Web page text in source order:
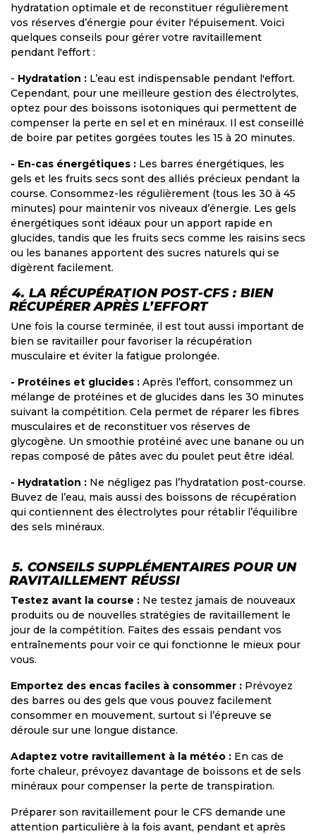
hydratation optimale et de reconstituer régulièrement
vos réserves d’énergie pour éviter l'épuisement. Voici
quelques conseils pour gérer votre ravitaillement
pendant l'effort :
- Hydratation : L’eau est indispensable pendant l'effort.
Cependant, pour une meilleure gestion des électrolytes,
optez pour des boissons isotoniques qui permettent de
compenser la perte en sel et en minéraux. Il est conseillé
de boire par petites gorgées toutes les 15 à 20 minutes.
- En-cas énergétiques : Les barres énergétiques, les
gels et les fruits secs sont des alliés précieux pendant la
course. Consommez-les régulièrement (tous les 30 à 45
minutes) pour maintenir vos niveaux d’énergie. Les gels
énergétiques sont idéaux pour un apport rapide en
glucides, tandis que les fruits secs comme les raisins secs
ou les bananes apportent des sucres naturels qui se
digèrent facilement.
4. LA RÉCUPÉRATION POST-CFS : BIEN
RÉCUPÉRER APRÈS L’EFFORT
Une fois la course terminée, il est tout aussi important de
bien se ravitailler pour favoriser la récupération
musculaire et éviter la fatigue prolongée.
- Protéines et glucides : Après l’effort, consommez un
mélange de protéines et de glucides dans les 30 minutes
suivant la compétition. Cela permet de réparer les fibres
musculaires et de reconstituer vos réserves de
glycogène. Un smoothie protéiné avec une banane ou un
repas composé de pâtes avec du poulet peut être idéal.
- Hydratation : Ne négligez pas l’hydratation post-course.
Buvez de l’eau, mais aussi des boissons de récupération
qui contiennent des électrolytes pour rétablir l’équilibre
des sels minéraux.
5. CONSEILS SUPPLÉMENTAIRES POUR UN
RAVITAILLEMENT RÉUSSI
Testez avant la course : Ne testez jamais de nouveaux
produits ou de nouvelles stratégies de ravitaillement le
jour de la compétition. Faites des essais pendant vos
entraînements pour voir ce qui fonctionne le mieux pour
vous.
Emportez des encas faciles à consommer : Prévoyez
des barres ou des gels que vous pouvez facilement
consommer en mouvement, surtout si l’épreuve se
déroule sur une longue distance.
Adaptez votre ravitaillement à la météo : En cas de
forte chaleur, prévoyez davantage de boissons et de sels
minéraux pour compenser la perte de transpiration.
Préparer son ravitaillement pour le CFS demande une
attention particulière à la fois avant, pendant et après